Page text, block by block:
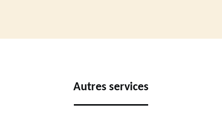
Autres services